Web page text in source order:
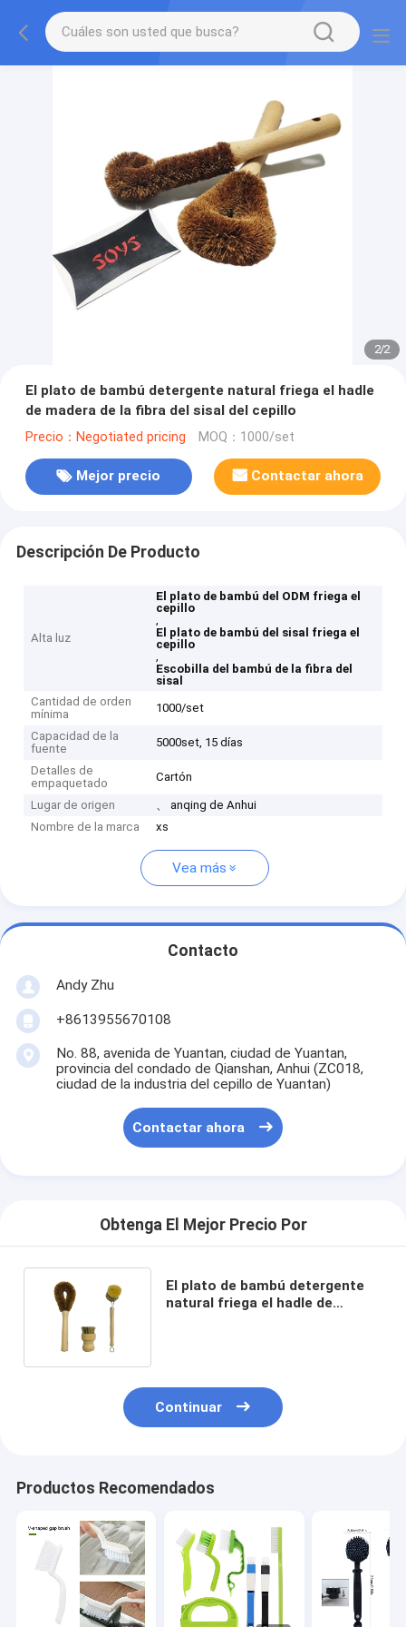
2/2
El plato de bambú detergente natural friega el hadle
de madera de la fibra del sisal del cepillo
Precio：Negotiated pricing MOQ：1000/set
Mejor precio Contactar ahora
Descripción De Producto
Alta luz
El plato de bambú del ODM friega el
cepillo
,
El plato de bambú del sisal friega el
cepillo
,
Escobilla del bambú de la fibra del
sisal
Cantidad de orden
mínima
1000/set
Capacidad de la
fuente
5000set, 15 días
Detalles de
empaquetado
Cartón
Lugar de origen
、 anqing de Anhui
Nombre de la marca
xs
Vea más
Contacto
Andy Zhu
+8613955670108
No. 88, avenida de Yuantan, ciudad de Yuantan,
provincia del condado de Qianshan, Anhui (ZC018,
ciudad de la industria del cepillo de Yuantan)
Contactar ahora
Obtenga El Mejor Precio Por
El plato de bambú detergente
natural friega el hadle de
Continuar
Productos Recomendados